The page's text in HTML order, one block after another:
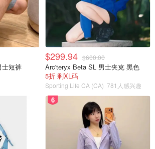
易发生冲突。
似乎与TTC在COVID-19期间制定的政
在司机要求他们戴上面罩后，用拳头打
司机的眼睛。
被归类为攻击行为，这也是一种常见的
现了近300次 "吐口水"、"吐痰 "或 "排泄
工作人员也被浇上了啤酒和软饮料，并
烟和至少一个水球击中。在一次令人作呕
士短裤
$299.94 $600.00
Arc'teryx Beta SL 男士夹克 黑色
5折 剩XL码
Sporting Life CA (CA) 781人感兴趣
6